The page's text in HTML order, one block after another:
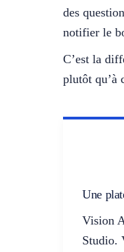
des
notifier le
C’est la
plutôt qu’à
Une
Vision
Studio.